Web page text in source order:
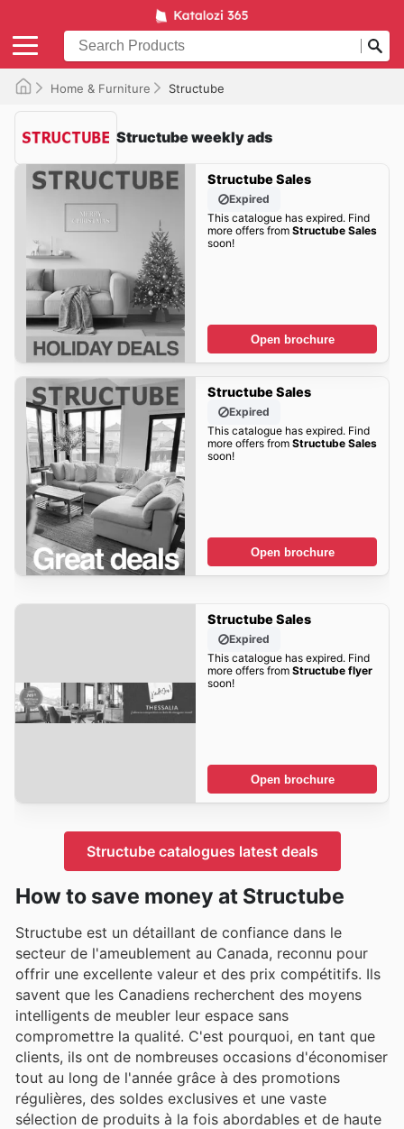
Home & Furniture Structube
Structube weekly ads
Structube Sales
Expired
This catalogue has expired. Find
more offers from Structube Sales
soon!
Open brochure
Structube Sales
Expired
This catalogue has expired. Find
more offers from Structube Sales
soon!
Open brochure
Structube Sales
Expired
This catalogue has expired. Find
more offers from Structube flyer
soon!
Open brochure
Structube catalogues latest deals
How to save money at Structube
Structube est un détaillant de confiance dans le
secteur de l'ameublement au Canada, reconnu pour
offrir une excellente valeur et des prix compétitifs. Ils
savent que les Canadiens recherchent des moyens
intelligents de meubler leur espace sans
compromettre la qualité. C'est pourquoi, en tant que
clients, ils ont de nombreuses occasions d'économiser
tout au long de l'année grâce à des promotions
régulières, des soldes exclusives et une vaste
sélection de produits à la fois abordables et de haute